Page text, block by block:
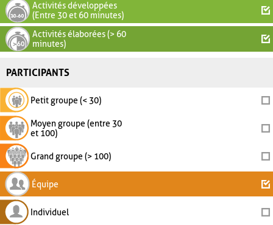
Activités développées
(Entre 30 et 60 minutes)
Activités élaborées (> 60
minutes)
PARTICIPANTS
Petit groupe (< 30)
Moyen groupe (entre 30
et 100)
Grand groupe (> 100)
Équipe
Individuel